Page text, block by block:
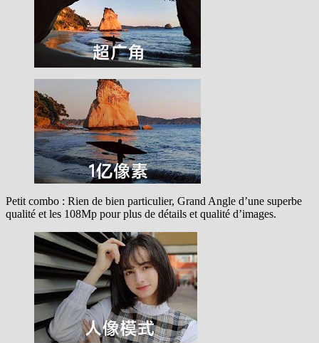
Petit combo : Rien de bien particulier, Grand Angle d’une superbe
qualité et les 108Mp pour plus de détails et qualité d’images.